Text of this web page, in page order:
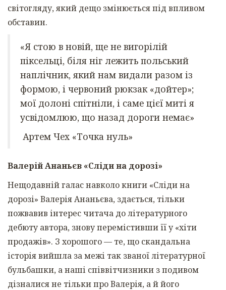
світогляду, який дещо змінюється під впливом
обставин.
«Я стою в новій, ще не вигорілій
піксельці, біля ніг лежить польський
наплічник, який нам видали разом із
формою, і червоний рюкзак «дойтер»;
мої долоні спітніли, і саме цієї миті я
усвідомлюю, що назад дороги немає»
Артем Чех «Точка нуль»
Валерій Ананьєв «Сліди на дорозі»
Нещодавній галас навколо книги «Сліди на
дорозі» Валерія Ананьєва, здається, тільки
пожвавив інтерес читача до літературного
дебюту автора, знову перемістивши її у «хіти
продажів». З хорошого — те, що скандальна
історія вийшла за межі так званої літературної
бульбашки, а наші співвітчизники з подивом
дізналися не тільки про Валерія, а й його